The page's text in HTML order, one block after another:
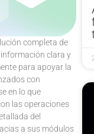
completa de
clara y
para apoyar la
con
en lo que
las operaciones
del
a sus módulos